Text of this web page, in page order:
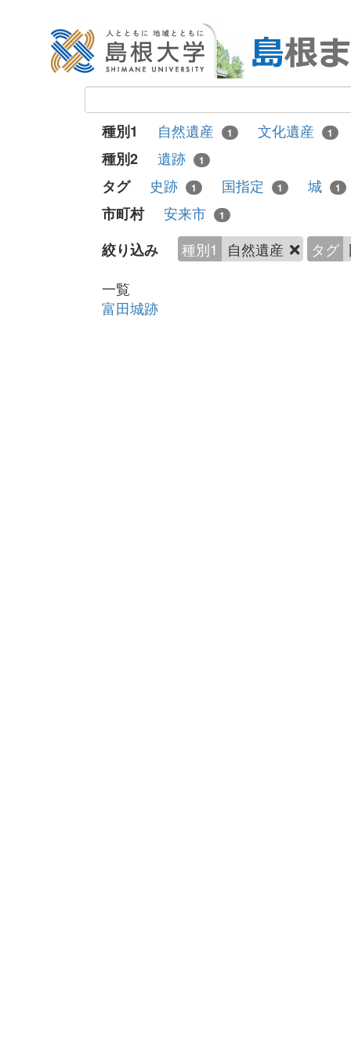
種別1 自然遺産 1 文化遺産 1
種別2 遺跡 1
タグ 史跡 1 国指定 1 城 1
市町村 安来市 1
絞り込み 種別1 自然遺産 タグ
一覧
富田城跡